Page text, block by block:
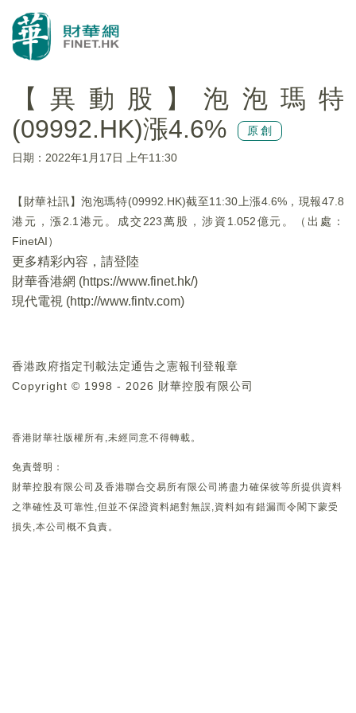
【異動股】泡泡瑪特
(09992.HK)漲4.6%
原創
日期：2022年1月17日 上午11:30
【財華社訊】泡泡瑪特(09992.HK)截至11:30上漲4.6%，現報47.8
港元，漲2.1港元。成交223萬股，涉資1.052億元。（出處：
FinetAI）
更多精彩內容，請登陸
財華香港網 (https://www.finet.hk/)
現代電視 (http://www.fintv.com)
香港政府指定刊載法定通告之憲報刊登報章
Copyright © 1998 - 2026 財華控股有限公司
香港財華社版權所有,未經同意不得轉載。
免責聲明：
財華控股有限公司及香港聯合交易所有限公司將盡力確保彼等所提供資料
之準確性及可靠性,但並不保證資料絕對無誤,資料如有錯漏而令閣下蒙受
損失,本公司概不負責。